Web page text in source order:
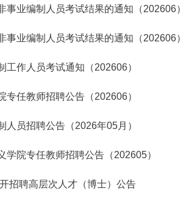
业编制人员考试结果的通知（202606）
业编制人员考试结果的通知（202606）
作人员考试通知（202606）
任教师招聘公告（202606）
员招聘公告（2026年05月）
院专任教师招聘公告（202605）
招聘高层次人才（博士）公告